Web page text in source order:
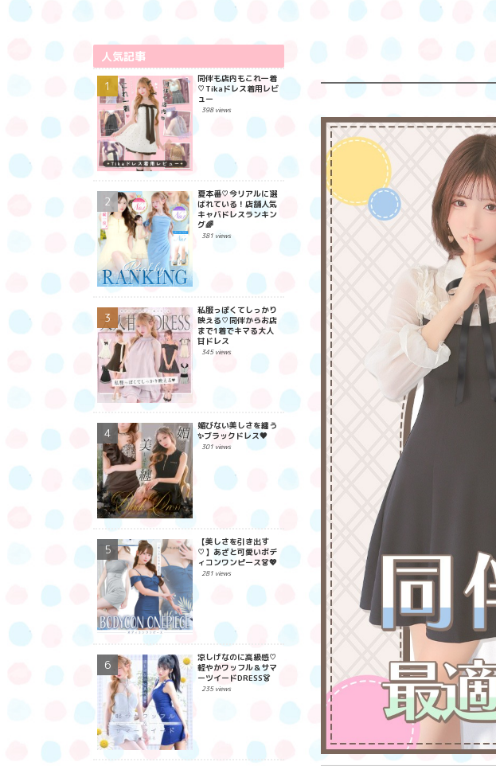
人気記事
同伴も店内もこれ一着
♡Tikaドレス着用レビ
ュー
398 views
夏本番♡今リアルに選
ばれている！店舗人気
キャバドレスランキン
グ🌈
381 views
私服っぽくてしっかり
映える♡同伴からお店
まで1着でキマる大人
甘ドレス
345 views
媚びない美しさを纏う
✨ブラックドレス🖤
301 views
【美しさを引き出す
♡】あざと可愛いボデ
ィコンワンピース👗💖
281 views
涼しげなのに高級感♡
軽やかワッフル＆サマ
ーツイードDRESS👗
235 views